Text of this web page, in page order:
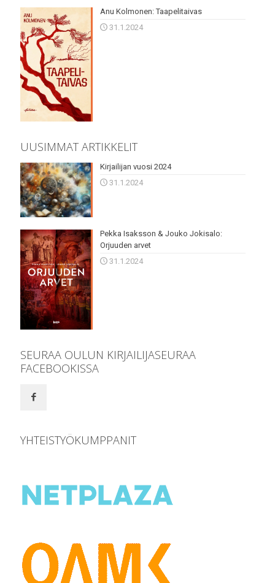
Anu Kolmonen: Taapelitaivas
31.1.2024
UUSIMMAT ARTIKKELIT
Kirjailijan vuosi 2024
31.1.2024
Pekka Isaksson & Jouko Jokisalo:
Orjuuden arvet
31.1.2024
SEURAA OULUN KIRJAILIJASEURAA
FACEBOOKISSA
YHTEISTYÖKUMPPANIT